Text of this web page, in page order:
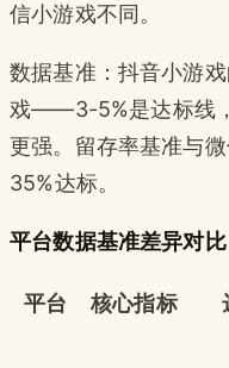
信小游戏不同。
数据基准：抖音小游
戏——3-5%是达标线
更强。留存率基准与
35%达标。
平台数据基准差异对比
平台 核心指标